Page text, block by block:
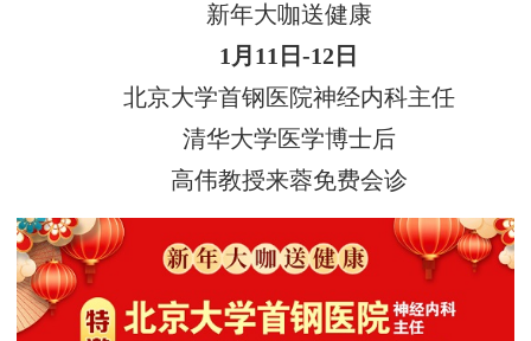
新年大咖送健康
1月11日-12日
北京大学首钢医院神经内科主任
清华大学医学博士后
高伟教授来蓉免费会诊